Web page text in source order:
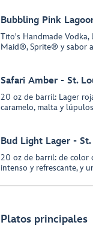
Bubbling Pink
Tito's Handmade
Maid®, Sprite® y sabor
Safari Amber - St.
20 oz de barril: Lager
caramelo, malta y lúpulos
Bud Light Lager -
20 oz de barril: de color
intenso y refrescante, y
Platos principales